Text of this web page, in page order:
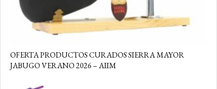
OFERTA PRODUCTOS CURADOS SIERRA MAYOR
JABUGO VERANO 2026 – AIIM